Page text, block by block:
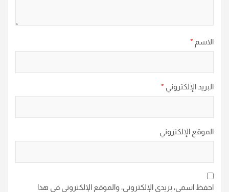
الاسم *
البريد الإلكتروني *
الموقع الإلكتروني
احفظ اسمي، بريدي الإلكتروني، والموقع الإلكتروني في هذا